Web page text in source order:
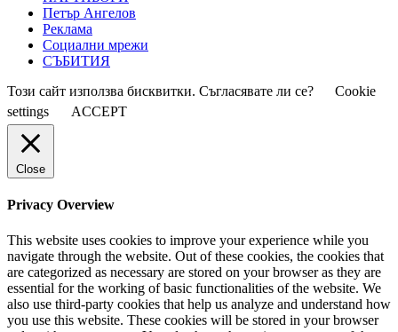
Петър Ангелов
Реклама
Социални мрежи
СЪБИТИЯ
Този сайт използва бисквитки. Съгласявате ли се?
Cookie
settings
ACCEPT
Close
Privacy Overview
This website uses cookies to improve your experience while you
navigate through the website. Out of these cookies, the cookies that
are categorized as necessary are stored on your browser as they are
essential for the working of basic functionalities of the website. We
also use third-party cookies that help us analyze and understand how
you use this website. These cookies will be stored in your browser